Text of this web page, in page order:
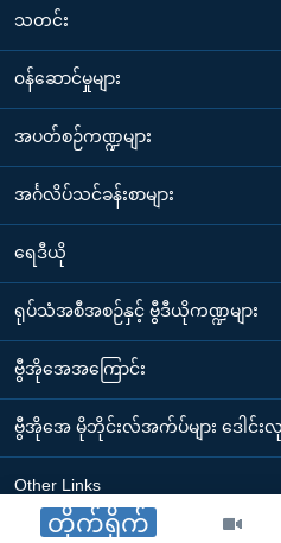
တိုက်ရိုက်
သတင်း
၀န်ဆောင်မှုများ
အပတ်စဉ်ကဏ္ဍများ
အင်္ဂလိပ်သင်ခန်းစာများ
ရေဒီယို
ရုပ်သံအစီအစဉ်နှင့် ဗွီဒီယိုကဏ္ဍများ
ဗွီအိုအေအကြောင်း
ဗွီအိုအေ မိုဘိုင်းလ်အက်ပ်များ ဒေါင်
Other Links